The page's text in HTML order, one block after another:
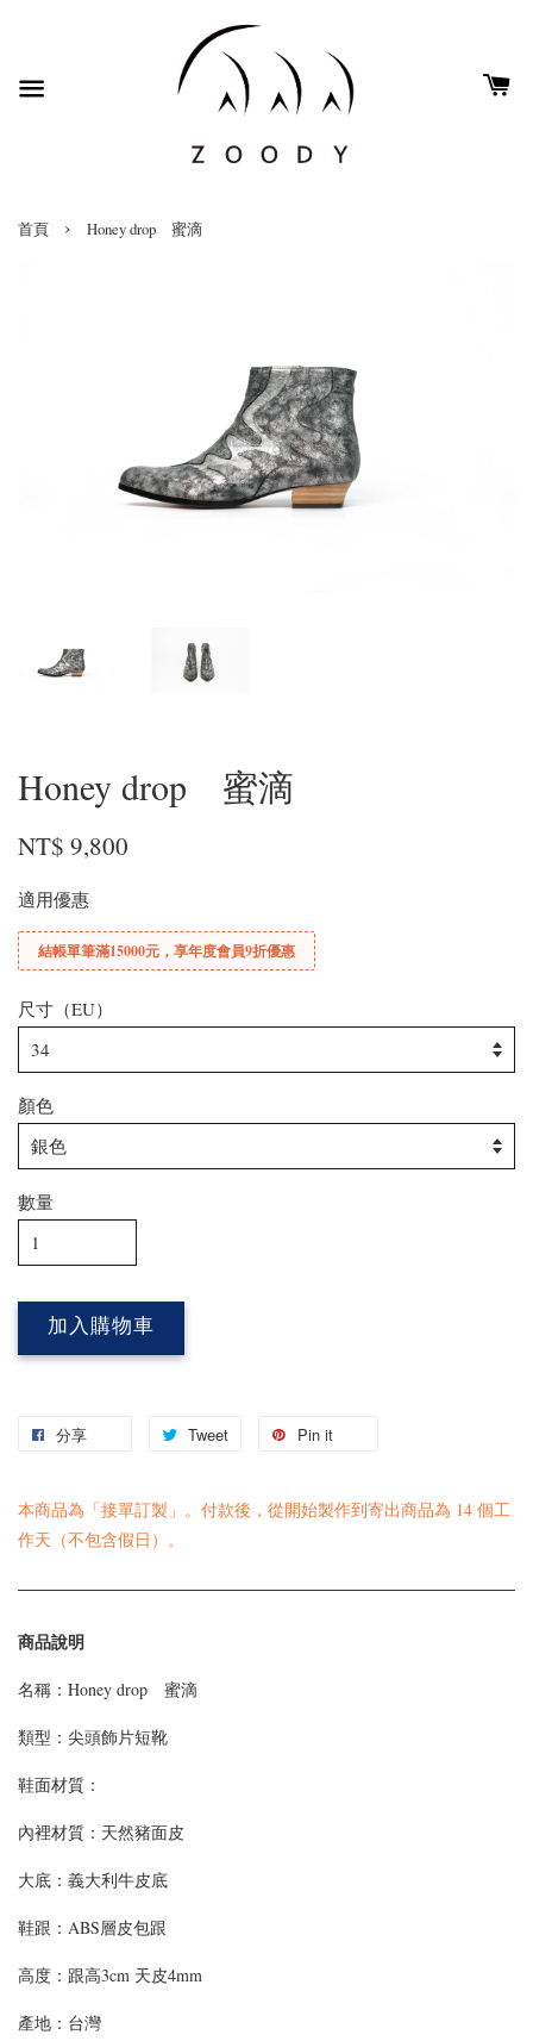
首頁 › Honey drop 蜜滴
Honey drop 蜜滴
NT$ 9,800
適用優惠
結帳單筆滿15000元，享年度會員9折優惠
尺寸（EU）
顏色
數量
加入購物車
分享 Tweet Pin it
本商品為「接單訂製」。付款後，從開始製作到寄出商品為 14 個工
作天（不包含假日）。
商品說明
名稱：Honey drop 蜜滴
類型：尖頭飾片短靴
鞋面材質：
內裡材質：天然豬面皮
大底：義大利牛皮底
鞋跟：ABS層皮包跟
高度：跟高3cm 天皮4mm
產地：台灣